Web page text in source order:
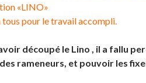
«LINO»
pour le travail accompli.
découpé le Lino , il a fallu
rameneurs, et pouvoir les